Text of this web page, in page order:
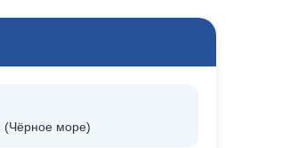
(Чёрное море)